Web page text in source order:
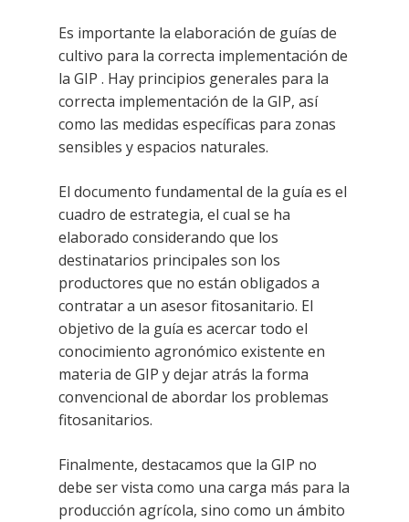
Es importante la elaboración de guías de
cultivo para la correcta implementación de
la GIP . Hay principios generales para la
correcta implementación de la GIP, así
como las medidas específicas para zonas
sensibles y espacios naturales.
El documento fundamental de la guía es el
cuadro de estrategia, el cual se ha
elaborado considerando que los
destinatarios principales son los
productores que no están obligados a
contratar a un asesor fitosanitario. El
objetivo de la guía es acercar todo el
conocimiento agronómico existente en
materia de GIP y dejar atrás la forma
convencional de abordar los problemas
fitosanitarios.
Finalmente, destacamos que la GIP no
debe ser vista como una carga más para la
producción agrícola, sino como un ámbito